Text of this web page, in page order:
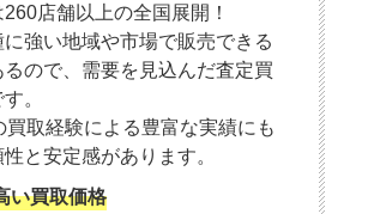
店舗以上の全国展開！
強い地域や市場で販売できる
るので、需要を見込んだ査定買
。
買取経験による豊富な実績にも
と安定感があります。
い買取価格